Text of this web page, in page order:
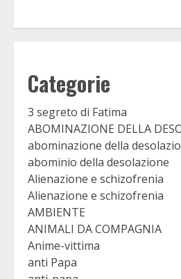
Categorie
3 segreto di Fatima
ABOMINAZIONE DELLA
abominazione della
abominio della desolazione
Alienazione e schizofrenia
Alienazione e schizofrenia
AMBIENTE
ANIMALI DA COMPAGNIA
Anime-vittima
anti Papa